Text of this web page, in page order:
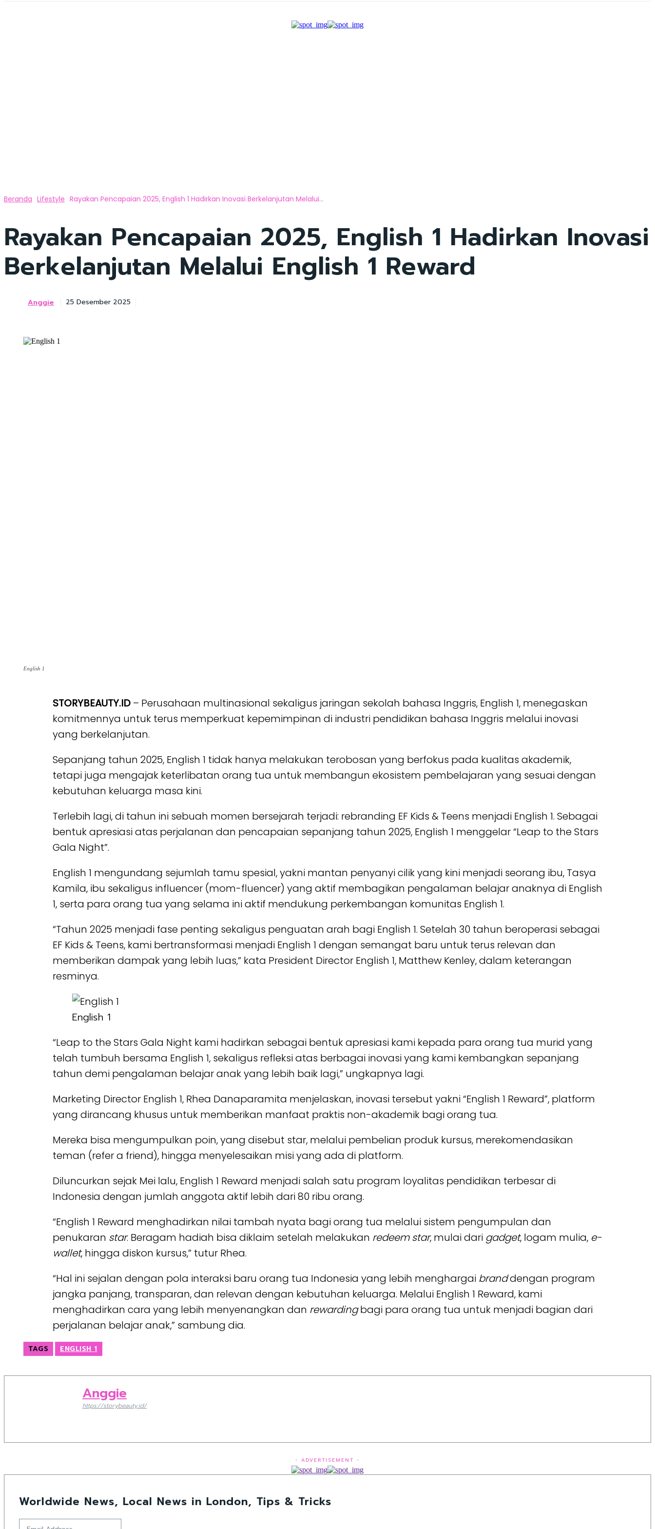
Beranda Lifestyle Rayakan Pencapaian 2025, English 1 Hadirkan Inovasi Berkelanjutan Melalui...
Rayakan Pencapaian 2025, English 1 Hadirkan Inovasi
Berkelanjutan Melalui English 1 Reward
Anggie 25 Desember 2025
English 1
STORYBEAUTY.ID– Perusahaan multinasional sekaligus jaringan sekolah bahasa Inggris, English 1, menegaskan
komitmennya untuk terus memperkuat kepemimpinan di industri pendidikan bahasa Inggris melalui inovasi
yang berkelanjutan.
Sepanjang tahun 2025, English 1 tidak hanya melakukan terobosan yang berfokus pada kualitas akademik,
tetapi juga mengajak keterlibatan orang tua untuk membangun ekosistem pembelajaran yang sesuai dengan
kebutuhan keluarga masa kini.
Terlebih lagi, di tahun ini sebuah momen bersejarah terjadi: rebranding EF Kids & Teens menjadi English 1. Sebagai
bentuk apresiasi atas perjalanan dan pencapaian sepanjang tahun 2025, English 1 menggelar “Leap to the Stars
Gala Night”.
English 1 mengundang sejumlah tamu spesial, yakni mantan penyanyi cilik yang kini menjadi seorang ibu, Tasya
Kamila, ibu sekaligus influencer (mom-fluencer) yang aktif membagikan pengalaman belajar anaknya di English
1, serta para orang tua yang selama ini aktif mendukung perkembangan komunitas English 1.
“Tahun 2025 menjadi fase penting sekaligus penguatan arah bagi English 1. Setelah 30 tahun beroperasi sebagai
EF Kids & Teens, kami bertransformasi menjadi English 1 dengan semangat baru untuk terus relevan dan
memberikan dampak yang lebih luas,” kata President Director English 1, Matthew Kenley, dalam keterangan
resminya.
English 1
“Leap to the Stars Gala Night kami hadirkan sebagai bentuk apresiasi kami kepada para orang tua murid yang
telah tumbuh bersama English 1, sekaligus refleksi atas berbagai inovasi yang kami kembangkan sepanjang
tahun demi pengalaman belajar anak yang lebih baik lagi,” ungkapnya lagi.
Marketing Director English 1, Rhea Danaparamita menjelaskan, inovasi tersebut yakni “English 1 Reward”, platform
yang dirancang khusus untuk memberikan manfaat praktis non-akademik bagi orang tua.
Mereka bisa mengumpulkan poin, yang disebut star, melalui pembelian produk kursus, merekomendasikan
teman (refer a friend), hingga menyelesaikan misi yang ada di platform.
Diluncurkan sejak Mei lalu, English 1 Reward menjadi salah satu program loyalitas pendidikan terbesar di
Indonesia dengan jumlah anggota aktif lebih dari 80 ribu orang.
“English 1 Reward menghadirkan nilai tambah nyata bagi orang tua melalui sistem pengumpulan dan
penukaran star. Beragam hadiah bisa diklaim setelah melakukan redeem star, mulai dari gadget, logam mulia, e-
wallet, hingga diskon kursus,” tutur Rhea.
“Hal ini sejalan dengan pola interaksi baru orang tua Indonesia yang lebih menghargai branddengan program
jangka panjang, transparan, dan relevan dengan kebutuhan keluarga. Melalui English 1 Reward, kami
menghadirkan cara yang lebih menyenangkan dan rewardingbagi para orang tua untuk menjadi bagian dari
perjalanan belajar anak,” sambung dia.
TAGS ENGLISH 1
Anggie
https://storybeauty.id/
- ADVERTISEMENT -
Worldwide News, Local News in London, Tips & Tricks